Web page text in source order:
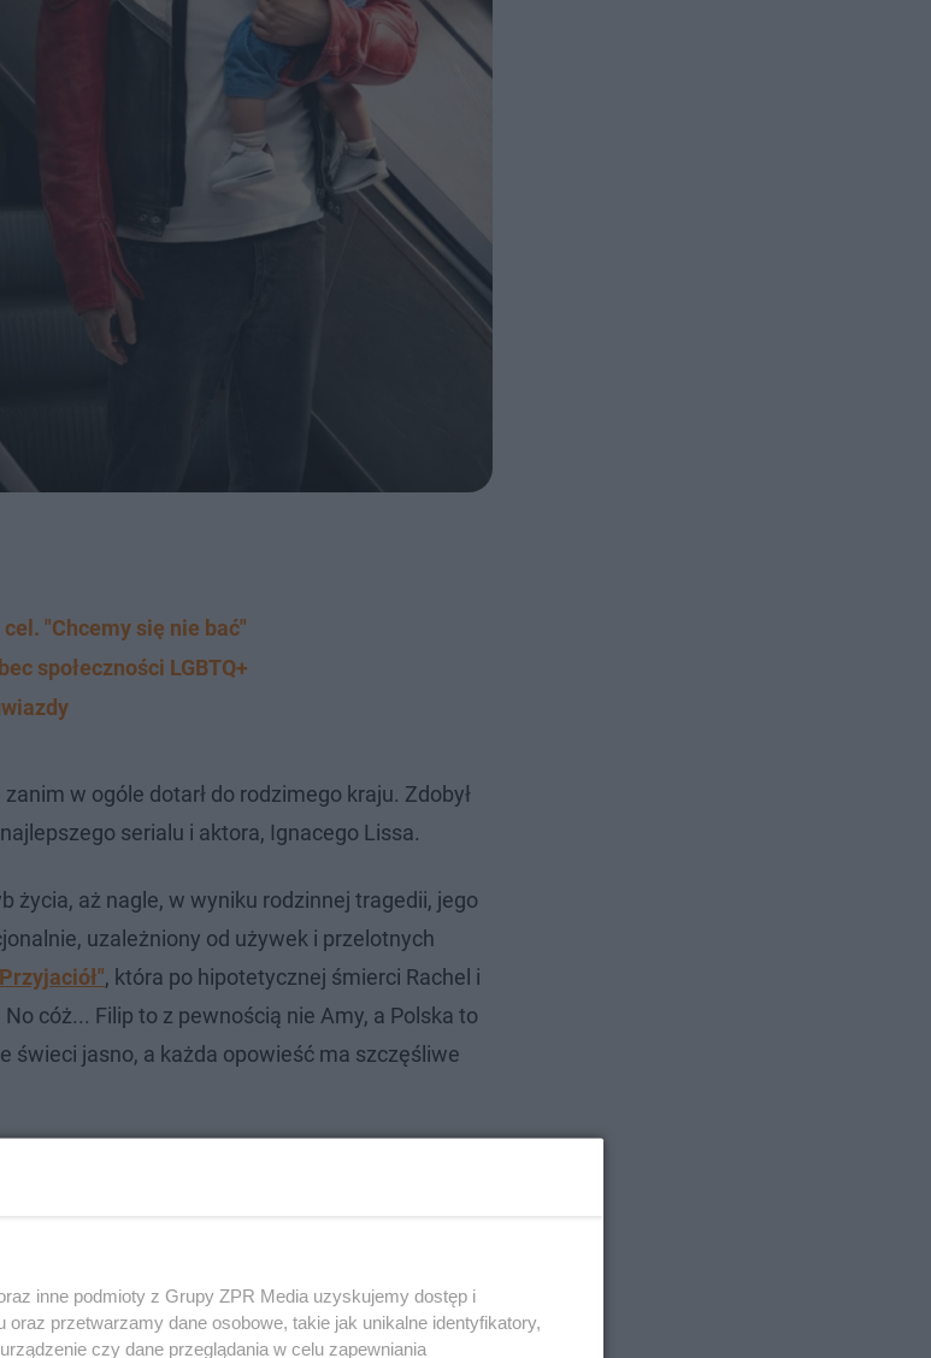
"Chcemy się nie bać"
społeczności LGBTQ+
w ogóle dotarł do rodzimego kraju. Zdobył
serialu i aktora, Ignacego Lissa.
życia, aż nagle, w wyniku rodzinnej tragedii, jego
uzależniony od używek i przelotnych
, która po hipotetycznej śmierci Rachel i
cóż... Filip to z pewnością nie Amy, a Polska to
świeci jasno, a każda opowieść ma szczęśliwe
inne podmioty z Grupy ZPR Media uzyskujemy dostęp i
przetwarzamy dane osobowe, takie jak unikalne identyfikatory,
czy dane przeglądania w celu zapewniania